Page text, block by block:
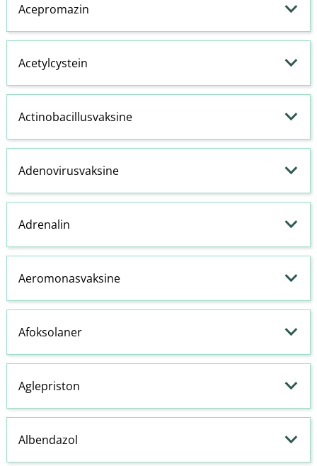
Acepromazin
Acetylcystein
Actinobacillusvaksine
Adenovirusvaksine
Adrenalin
Aeromonasvaksine
Afoksolaner
Aglepriston
Albendazol